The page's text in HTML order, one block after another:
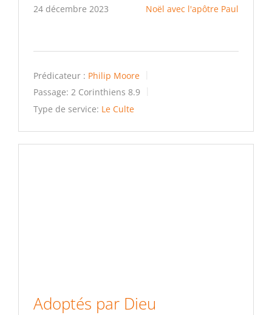
24 décembre 2023 Noël avec l'apôtre Paul
Prédicateur : Philip Moore
Passage: 2 Corinthiens 8.9
Type de service: Le Culte
Adoptés par Dieu